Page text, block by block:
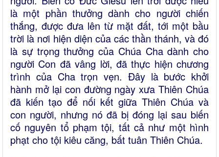
là một phần thưởng dành cho người chiến
thắng, được đưa lên từ mặt đất, tới một bầu
trời là nơi hiện diện của các thần thánh, và đó
là sự trọng thưởng của Chúa Cha dành cho
người Con đã vâng lời, đã thực hiện chương
trình của Cha trọn vẹn. Đây là bước khởi
hành mở lại con đường ngày xưa Thiên Chúa
đã kiến tạo để nối kết giữa Thiên Chúa và
con người, nhưng nó đã bị đóng lại sau biến
cố nguyên tổ phạm tội, tất cả như một hình
phạt cho tội kiêu căng, bất tuân Thiên Chúa.